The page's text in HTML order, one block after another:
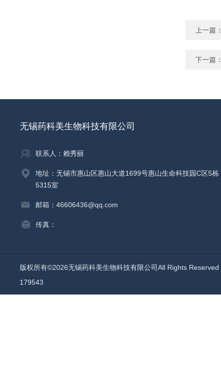
上一篇
下一篇
无锡药科美生物科技有限公司
联系人：赖秀丽
地址：无锡市惠山区惠山大道1699号惠山生命科技园C区5栋
5315室
邮箱：46606436@qq.com
传真：
版权所有©2026无锡药科美生物科技有限公司All Rights
179543